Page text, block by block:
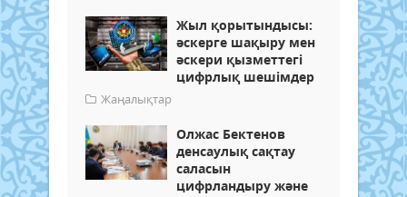
Жыл қорытындысы:
әскерге шақыру мен
әскери қызметтегі
цифрлық шешімдер
Жаңалықтар
Олжас Бектенов
денсаулық сақтау
саласын
цифрландыру және